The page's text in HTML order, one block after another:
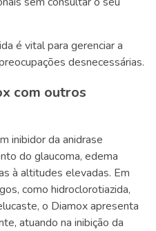
é vital para gerenciar a
desnecessárias.
com outros
inibidor da anidrase
do glaucoma, edema
à altitudes elevadas. Em
como hidroclorotiazida,
o Diamox apresenta
atuando na inibição da